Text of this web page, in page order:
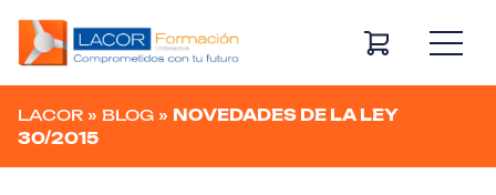
Navegación principal
LACOR » BLOG » NOVEDADES DE LA LEY
30/2015